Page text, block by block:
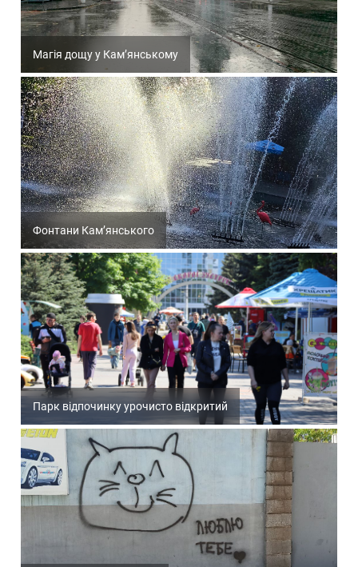
Магія дощу у Кам’янському
Фонтани Кам’янського
Парк відпочинку урочисто відкритий